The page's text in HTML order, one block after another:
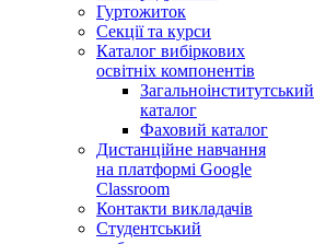
Гуртожиток
Секції та курси
Каталог вибіркових
освітніх компонентів
Загальноінститутський
каталог
Фаховий каталог
Дистанційне навчання
на платформі Google
Classroom
Контакти викладачів
Студентський